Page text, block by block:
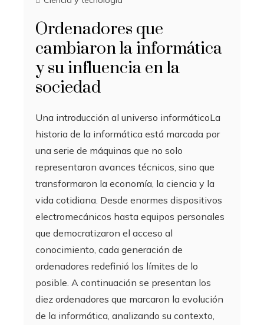
Ordenadores que
cambiaron la informática
y su influencia en la
sociedad
Una introducción al universo informáticoLa
historia de la informática está marcada por
una serie de máquinas que no solo
representaron avances técnicos, sino que
transformaron la economía, la ciencia y la
vida cotidiana. Desde enormes dispositivos
electromecánicos hasta equipos personales
que democratizaron el acceso al
conocimiento, cada generación de
ordenadores redefinió los límites de lo
posible. A continuación se presentan los
diez ordenadores que marcaron la evolución
de la informática, analizando su contexto,